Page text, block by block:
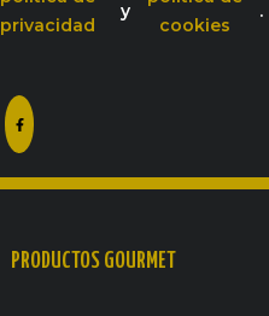
privacidad
y
cookies
.
PRODUCTOS GOURMET